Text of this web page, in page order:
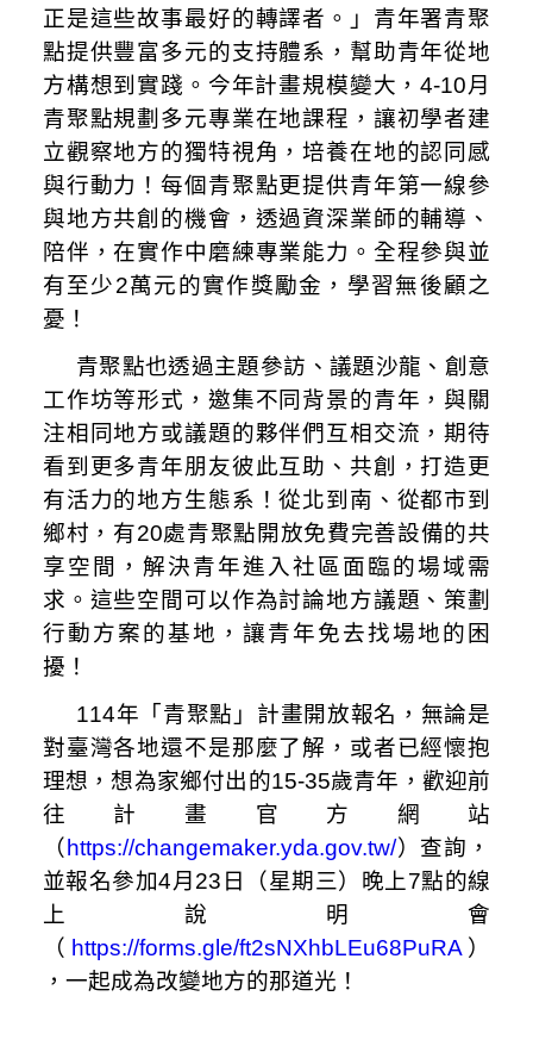
正是這些故事最好的轉譯者。」青年署青聚
點提供豐富多元的支持體系，幫助青年從地
方構想到實踐。今年計畫規模變大，4-10月
青聚點規劃多元專業在地課程，讓初學者建
立觀察地方的獨特視角，培養在地的認同感
與行動力！每個青聚點更提供青年第一線參
與地方共創的機會，透過資深業師的輔導、
陪伴，在實作中磨練專業能力。全程參與並
有至少2萬元的實作獎勵金，學習無後顧之
憂！
青聚點也透過主題參訪、議題沙龍、創意
工作坊等形式，邀集不同背景的青年，與關
注相同地方或議題的夥伴們互相交流，期待
看到更多青年朋友彼此互助、共創，打造更
有活力的地方生態系！從北到南、從都市到
鄉村，有20處青聚點開放免費完善設備的共
享空間，解決青年進入社區面臨的場域需
求。這些空間可以作為討論地方議題、策劃
行動方案的基地，讓青年免去找場地的困
擾！
114年「青聚點」計畫開放報名，無論是
對臺灣各地還不是那麼了解，或者已經懷抱
理想，想為家鄉付出的15-35歲青年，歡迎前
往計畫官方網站
（https://changemaker.yda.gov.tw/）查詢，
並報名參加4月 23 日（星期三）晚上7點的線
上說明會
（ https://forms.gle/ft2sNXhbLEu68PuRA ）
，一起成為改變地方的那道光！